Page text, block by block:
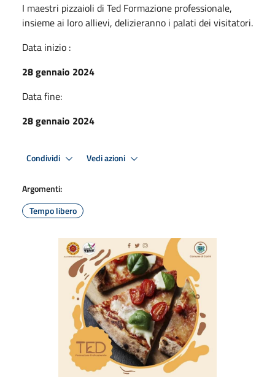
I maestri pizzaioli di Ted Formazione professionale,
insieme ai loro allievi, delizieranno i palati dei visitatori.
Data inizio :
28 gennaio 2024
Data fine:
28 gennaio 2024
Condividi Vedi azioni
Argomenti:
Tempo libero